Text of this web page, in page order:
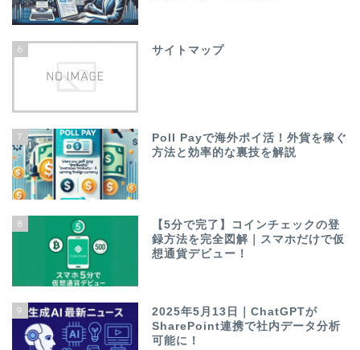
6 サイトマップ
7
Poll Payで海外ポイ活！外貨を稼ぐ
方法と効率的な裏技を解説
8
【5分で完了】コインチェックの登
録方法を完全図解｜スマホだけで仮
想通貨デビュー！
9
2025年5月13日｜ChatGPTが
SharePoint連携で社内データ分析
可能に！